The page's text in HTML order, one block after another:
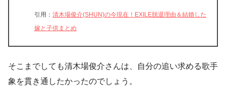
引用： 清木場俊介(SHUN)の今現在！EXILE脱退理由＆結婚した
嫁と子供まとめ
そこまでしても清木場俊介さんは、自分の追い求める歌手
象を貫き通したかったのでしょう。